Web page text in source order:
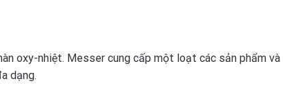
oxy-nhiệt. Messer cung cấp một loạt các sản phẩm và
dạng.